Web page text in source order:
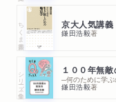
第8章 スピーキング
「声に出して読みたい
ピーキングでも英文「
覚えよう／十八番の
音の上達はモチベーシ
く」／声はどのように
ちくま新書 京大人気講
鎌田浩毅著
シリーズ・全集 １００年無
─何のために学ぶ
鎌田浩毅著